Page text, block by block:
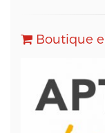
d'Emailing,
Automation.
vous pouvez
données vous
contactant M.
Boutique